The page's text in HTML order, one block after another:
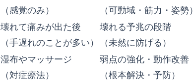
（感覚のみ）
（可動域・筋力・姿勢）
壊れて痛みが出た後
（手遅れのことが多い）
壊れる予兆の段階
（未然に防げる）
湿布やマッサージ
（対症療法）
弱点の強化・動作改善
（根本解決・予防）